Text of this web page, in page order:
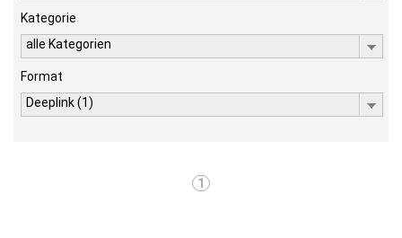
Kategorie
alle Kategorien
Format
Deeplink (1)
1